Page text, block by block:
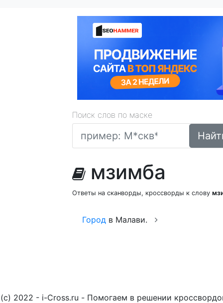
Поиск слов по маске
мзимба
Ответы на сканворды, кроссворды к слову
Город в Малави.
(c) 2022 - i-Cross.ru - Помогаем в решении